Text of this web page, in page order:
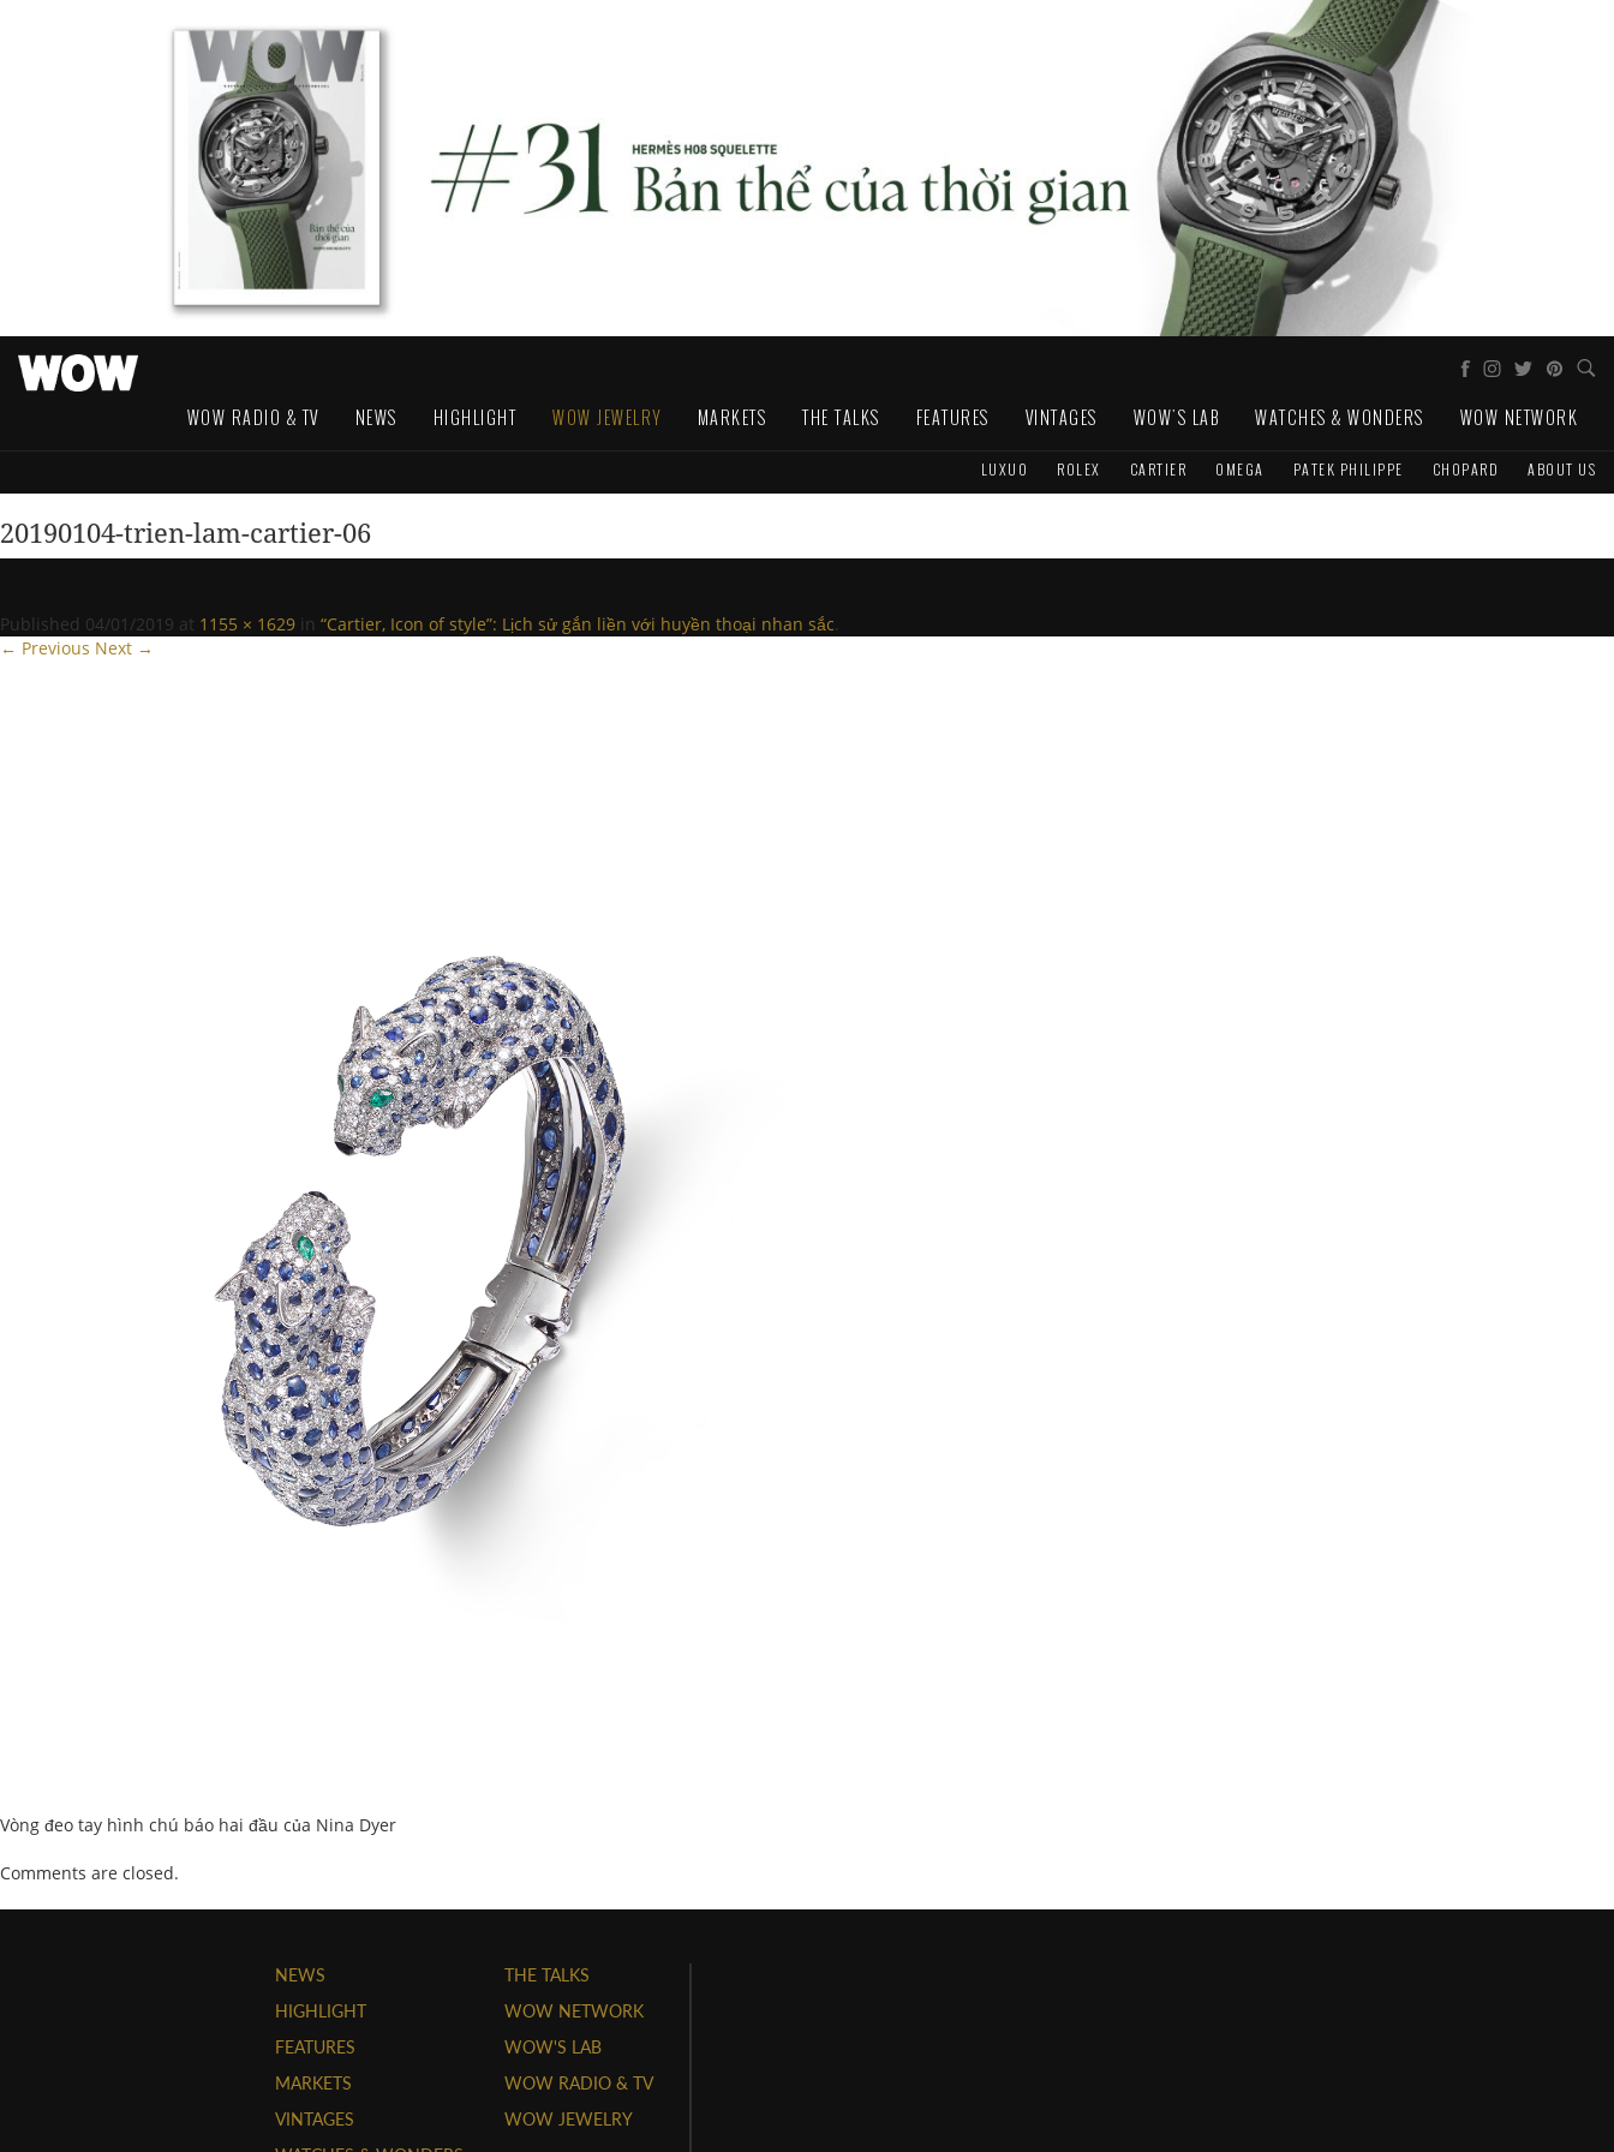
WOW RADIO & TV NEWS HIGHLIGHT WOW JEWELRY MARKETS THE TALKS FEATURES VINTAGES WOW'S LAB WATCHES & WONDERS WOW NETWORK
LUXUO ROLEX CARTIER OMEGA PATEK PHILIPPE CHOPARD ABOUT US
20190104-trien-lam-cartier-06
Published 04/01/2019 at 1155 × 1629 in “Cartier, Icon of style”: Lịch sử gắn liền với huyền thoại nhan sắc.
← Previous Next →
Vòng đeo tay hình chú báo hai đầu của Nina Dyer
Comments are closed.
NEWS
HIGHLIGHT
FEATURES
MARKETS
VINTAGES
THE TALKS
WOW NETWORK
WOW'S LAB
WOW RADIO & TV
WOW JEWELRY